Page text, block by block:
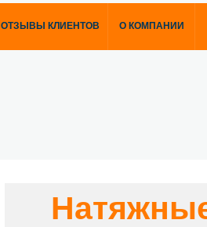
ОТЗЫВЫ КЛИЕНТОВ О КОМПАНИИ